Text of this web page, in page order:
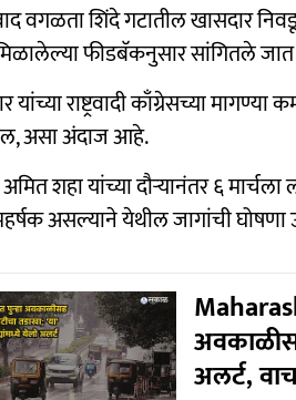
वगळता शिंदे गटातील खासदार
फीडबॅकनुसार सांगितले
यांच्या राष्ट्रवादी काँग्रेसच्या
असा अंदाज आहे.
अमित शहा यांच्या दौऱ्यानंतर ६
असल्याने येथील जागांची
अलर्ट,